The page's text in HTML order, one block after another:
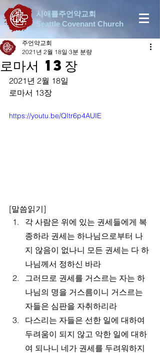
시애틀주언약교회
Seattle Covenant Church
로마서 13장
주언약교회
2021년 2월 18일 3분 분량
2021년 2월 18일
로마서 13장
https://youtu.be/QItr6p4AUIE
[말씀읽기]
각 사람은 위에 있는 권세들에게 복
종하라 권세는 하나님으로부터 나
지 않음이 없나니 모든 권세는 다 하
나님께서 정하신 바라
그러므로 권세를 거스르는 자는 하
나님의 명을 거스름이니 거스르는
자들은 심판을 자취하리라
다스리는 자들은 선한 일에 대하여
두려움이 되지 않고 악한 일에 대하
여 되나니 네가 권세를 두려워하지